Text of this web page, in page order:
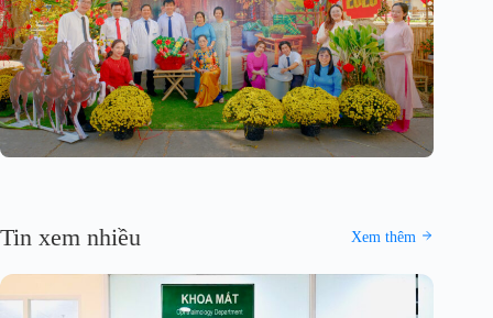
Tin xem nhiều Xem thêm